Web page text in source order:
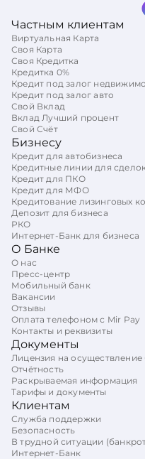
Частным клиентам
Виртуальная Карта
Своя Карта
Своя Кредитка
Кредитка 0%
Кредит под залог
Кредит под залог авто
Свой Вклад
Вклад Лучший процент
Свой Счёт
Бизнесу
Кредит для автобизнеса
Кредитные линии для
Кредит для ПКО
Кредит для МФО
Кредитование лизинговых
Депозит для бизнеса
РКО
Интернет-Банк для бизнеса
О Банке
О нас
Пресс-центр
Мобильный банк
Вакансии
Отзывы
Оплата телефоном с Mir Pay
Контакты и реквизиты
Документы
Лицензия на
Отчётность
Раскрываемая информация
Тарифы и документы
Клиентам
Служба поддержки
Безопасность
В трудной ситуации
Интернет-Банк